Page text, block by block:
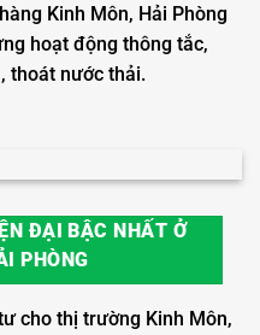
Kinh Môn, Hải Phòng
hoạt động thông tắc,
thoát nước thải.
ĐẠI BẬC NHẤT Ở
PHÒNG
cho thị trường Kinh Môn,